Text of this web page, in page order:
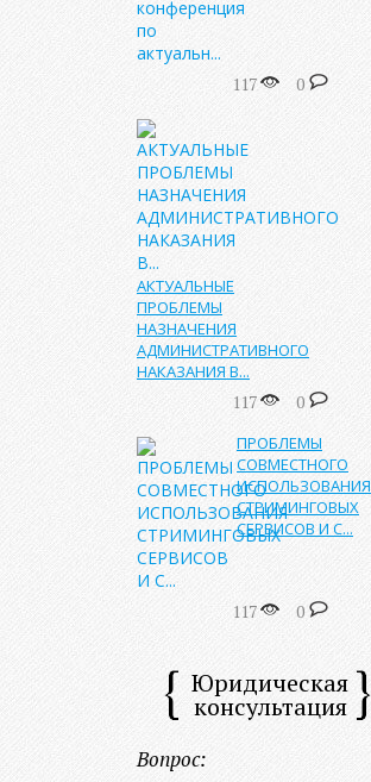
117 0
АКТУАЛЬНЫЕ
ПРОБЛЕМЫ
НАЗНАЧЕНИЯ
АДМИНИСТРАТИВНОГО
НАКАЗАНИЯ В...
117 0
ПРОБЛЕМЫ
СОВМЕСТНОГО
ИСПОЛЬЗОВАНИЯ
СТРИМИНГОВЫХ
СЕРВИСОВ И С...
117 0
Юридическая
консультация
Вопрос: